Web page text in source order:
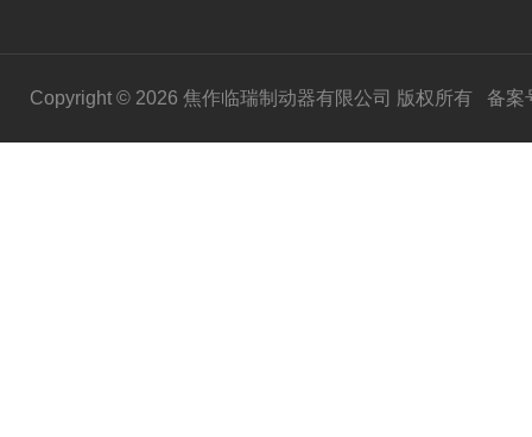
Copyright © 2026 焦作临瑞制动器有限公司 版权所有 备案